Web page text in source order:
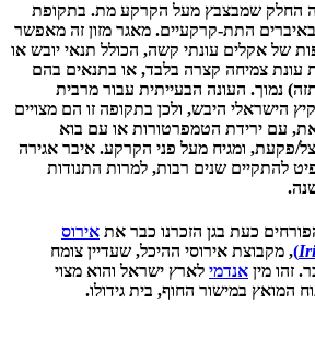
החלק שמבצבץ מעל הקרקע מת. בתקופת
התת-קרקעיים. מאגר מזון זה מאפשר
של אקלים עונתי קשה, הכולל תנאי יובש או
עונת צמיחה קצרה בלבד, או בתנאים בהם
נמוך. העונה הבעייתית עבור מרבית
הישראלי היבש, ולכן בתקופה זו הם מצויים
עם ירידת הטמפרטורות או עם בוא
פקעת, ומגיח מעל פני הקרקע. איבר אגירה
להתקיים שנים רבות, למרות התנודות
כעת בגן הזכרנו כבר את אירוס
), מקבוצת אירוסי ההיכל, שעדיין צומח
זהו מין אנדמי לארץ ישראל והוא מצוי
המואץ במישור החוף, בית גידולו.